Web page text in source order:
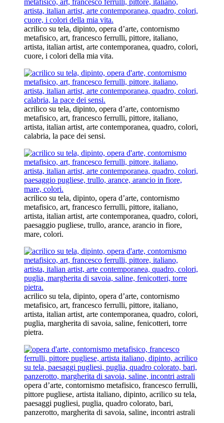
acrilico su tela, dipinto, opera d’arte, contornismo
metafisico, art, francesco ferrulli, pittore, italiano,
artista, italian artist, arte contemporanea, quadro, colori,
cuore, i colori della mia vita.
acrilico su tela, dipinto, opera d’arte, contornismo
metafisico, art, francesco ferrulli, pittore, italiano,
artista, italian artist, arte contemporanea, quadro, colori,
calabria, la pace dei sensi.
acrilico su tela, dipinto, opera d’arte, contornismo
metafisico, art, francesco ferrulli, pittore, italiano,
artista, italian artist, arte contemporanea, quadro, colori,
paesaggio pugliese, trullo, arance, arancio in fiore,
mare, colori.
acrilico su tela, dipinto, opera d’arte, contornismo
metafisico, art, francesco ferrulli, pittore, italiano,
artista, italian artist, arte contemporanea, quadro, colori,
puglia, margherita di savoia, saline, fenicotteri, torre
pietra.
opera d’arte, contornismo metafisico, francesco ferrulli,
pittore pugliese, artista italiano, dipinto, acrilico su tela,
paesaggi pugliesi, puglia, quadro colorato, bari,
panzerotto, margherita di savoia, saline, incontri astrali